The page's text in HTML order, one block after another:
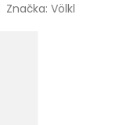
Značka:Völkl